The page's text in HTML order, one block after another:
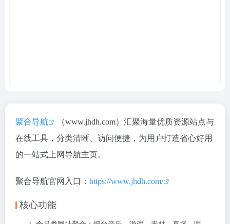
聚合导航
（www.jhdh.com）汇聚海量优质资源站点与
在线工具，分类清晰、访问便捷，为用户打造省心好用
的一站式上网导航主页。
聚合导航官网入口： https://www.jhdh.com/
核心功能